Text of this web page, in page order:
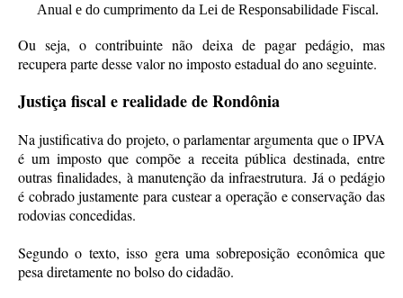
Anual e do cumprimento da Lei de Responsabilidade Fiscal.
Ou seja, o contribuinte não deixa de pagar pedágio, mas
recupera parte desse valor no imposto estadual do ano seguinte.
Justiça fiscal e realidade de Rondônia
Na justificativa do projeto, o parlamentar argumenta que o IPVA
é um imposto que compõe a receita pública destinada, entre
outras finalidades, à manutenção da infraestrutura. Já o pedágio
é cobrado justamente para custear a operação e conservação das
rodovias concedidas.
Segundo o texto, isso gera uma sobreposição econômica que
pesa diretamente no bolso do cidadão.